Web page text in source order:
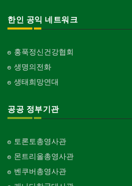
한인 공익 네트워크
홍푹정신건강협회
생명의전화
생태희망연대
공공 정부기관
토론토총영사관
몬트리올총영사관
벤쿠버총영사관